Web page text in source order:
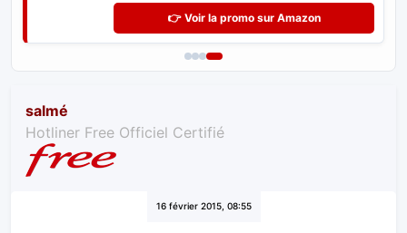
👉 Voir la promo sur Amazon
salmé
Hotliner Free Officiel Certifié
16 février 2015, 08:55